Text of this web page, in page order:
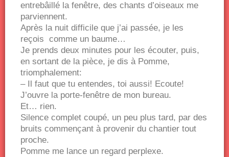
entrebâillé la fenêtre, des chants d’oiseaux me
parviennent.
Après la nuit difficile que j’ai passée, je les
reçois comme un baume…
Je prends deux minutes pour les écouter, puis,
en sortant de la pièce, je dis à Pomme,
triomphalement:
– Il faut que tu entendes, toi aussi! Ecoute!
J’ouvre la porte-fenêtre de mon bureau.
Et… rien.
Silence complet coupé, un peu plus tard, par des
bruits commençant à provenir du chantier tout
proche.
Pomme me lance un regard perplexe.